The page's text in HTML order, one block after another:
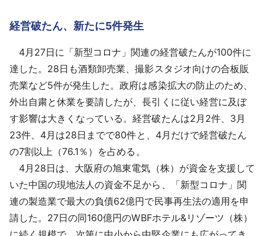
経営破たん、新たに5件発生
4月27日に「新型コロナ」関連の経営破たんが100件に
達した。28日も酒類卸売業、撮影スタジオ向けの合板販
売業など5件が発生した。政府は感染拡大の防止のため、
外出自粛と休業を要請したが、長引くに従い経営に及ぼ
す影響は大きくなっている。経営破たんは2月2件、3月
23件、4月は28日までで80件と、4月だけで経営破たん
の7割以上（76.1％）を占める。
4月28日は、大阪府の旭東電気（株）が資金を支援して
いた中国の現地法人の資金不足から、「新型コロナ」関
連の製造業で最大の負債62億円で民事再生法の適用を申
請した。27日の同160億円のWBFホテル&リゾーツ（株）